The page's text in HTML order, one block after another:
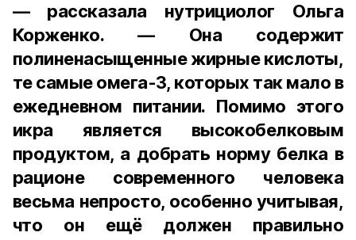
— рассказала нутрициолог Ольга
Корженко. — Она содержит
полиненасыщенные жирные кислоты,
те самые омега-3, которых так мало в
ежедневном питании. Помимо этого
икра является высокобелковым
продуктом, а добрать норму белка в
рационе современного человека
весьма непросто, особенно учитывая,
что он ещё должен правильно